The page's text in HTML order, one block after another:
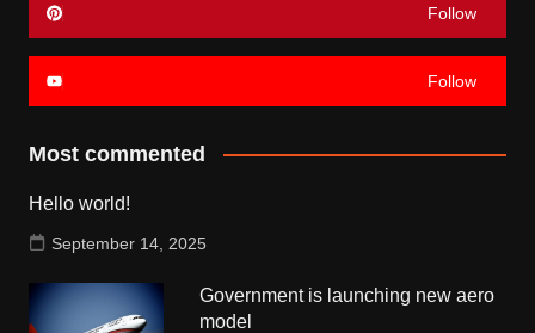
Follow
Follow
Most commented
Hello world!
September 14, 2025
Government is launching new aero
model